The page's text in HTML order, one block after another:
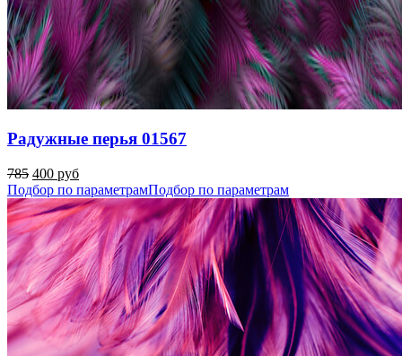
Радужные перья 01567
785 400 руб
Подбор по параметрамПодбор по параметрам